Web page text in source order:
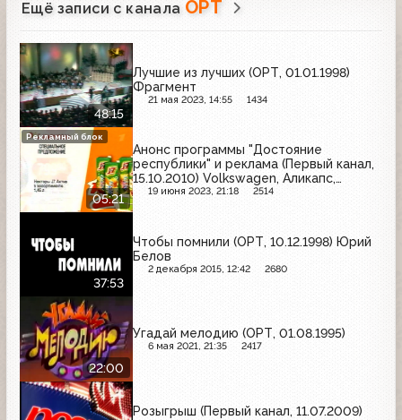
Ещё записи с канала ОРТ
48:15
Лучшие из лучших (ОРТ, 01.01.1998)
Фрагмент
21 мая 2023, 14:55 1434
05:21
Анонс программы "Достояние
республики" и реклама (Первый канал,
15.10.2010) Volkswagen, Аликапс,
Фитолакс, Bridgestone, Главбух, Paco
Карусель, Скит
19 июня 2023, 21:18 2514
Рекламный блок
37:53
Чтобы помнили (ОРТ, 10.12.1998) Юрий
Белов
2 декабря 2015, 12:42 2680
22:00
Угадай мелодию (ОРТ, 01.08.1995)
6 мая 2021, 21:35 2417
Розыгрыш (Первый канал, 11.07.2009)